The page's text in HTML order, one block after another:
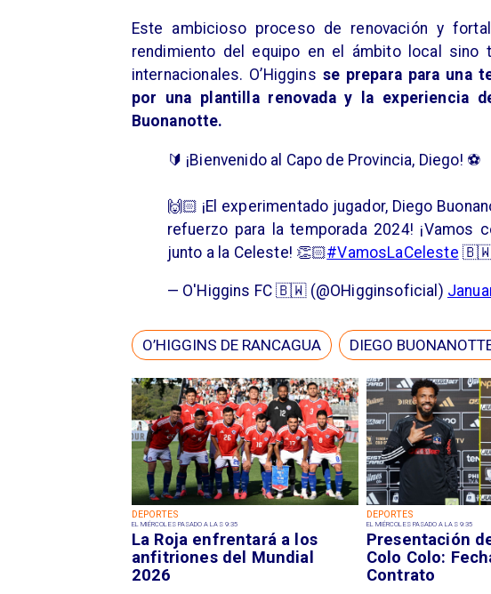
DEPORTES
EL MIÉRCOLES PASADO A LAS 9:35
La Roja enfrentará a los
anfitriones del Mundial
2026
DEPORTES
EL MIÉRCOLES PASADO A LAS 9:35
Presentación
Colo Colo:
Contrato
Este ambicioso proceso de renovación y
rendimiento del equipo en el ámbito local sino
internacionales. O’Higgins se prepara para una
por una plantilla renovada y la experiencia
Buonanotte.
🔰 ¡Bienvenido al Capo de Provincia, Diego! ⚽️
🙌🏻 ¡El experimentado jugador, Diego
refuerzo para la temporada 2024! ¡Vamos
junto a la Celeste! 👏🏻#VamosLaCeleste
— O'Higgins FC 🇧🇼 (@OHigginsoficial)
​O’HIGGINS DE RANCAGUA DIEGO